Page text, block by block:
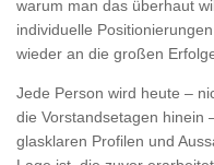
warum man das überhaut
individuelle
wieder an die großen
Jede Person wird heute –
die Vorstandsetagen hinein
glasklaren Profilen und